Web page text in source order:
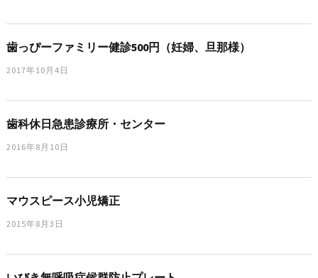
歯っぴーファミリー健診500円（妊婦、旦那様）
2017年10月4日
歯科休日急患診療所・センター
2016年8月10日
マウスピース小児矯正
2015年8月3日